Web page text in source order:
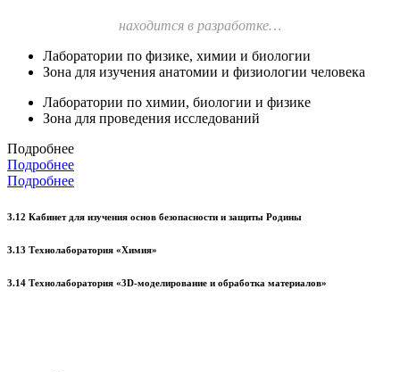
находится в разработке…
Лаборатории по физике, химии и биологии
Зона для изучения анатомии и физиологии человека
Лаборатории по химии, биологии и физике
Зона для проведения исследований
Подробнее
Подробнее
Подробнее
3.12 Кабинет для изучения основ безопасности и защиты Родины
3.13 Технолаборатория «Химия»
3.14 Технолаборатория «3D-моделирование и обработка материалов»